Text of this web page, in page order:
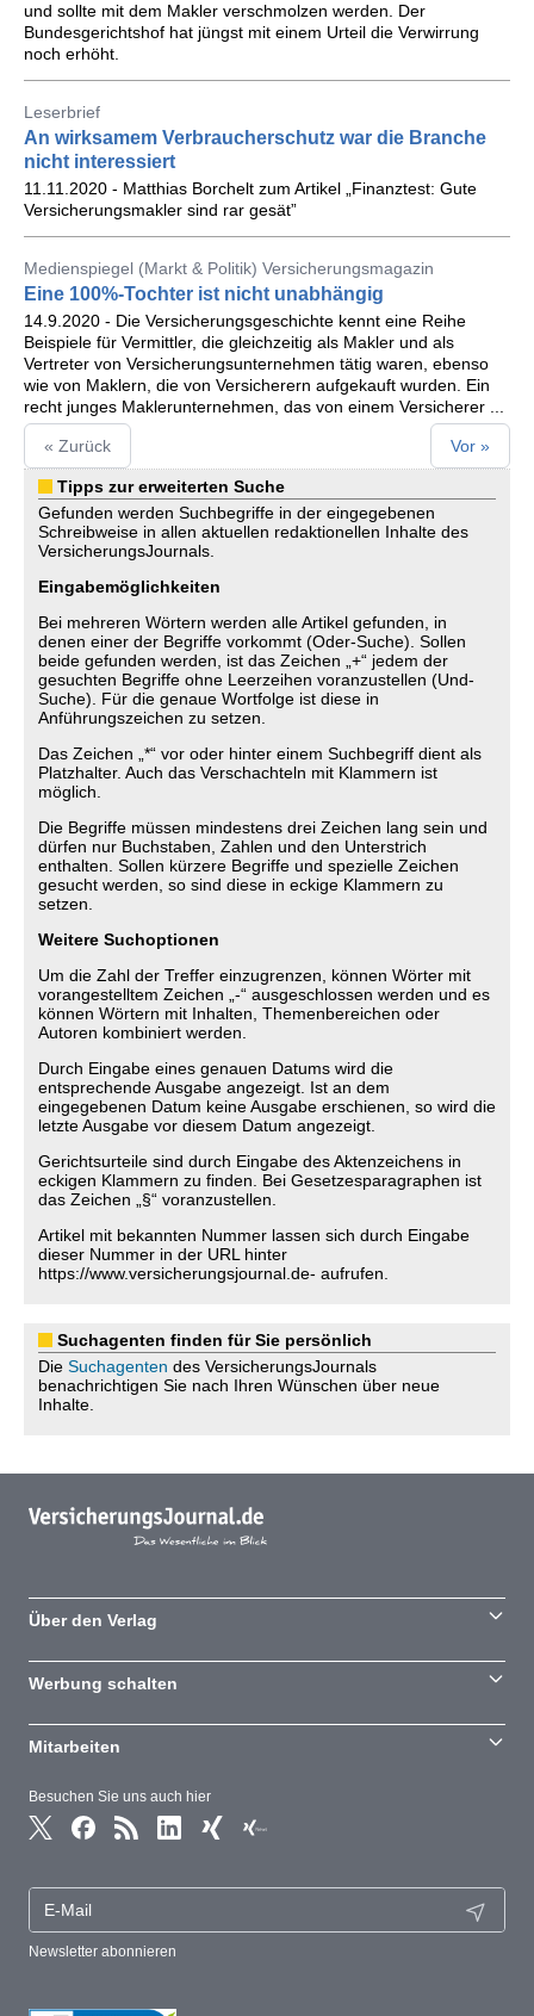
und sollte mit dem Makler verschmolzen werden. Der
Bundesgerichtshof hat jüngst mit einem Urteil die Verwirrung
noch erhöht.
Leserbrief
An wirksamem Verbraucherschutz war die Branche
nicht interessiert
11.11.2020 - Matthias Borchelt zum Artikel „Finanztest: Gute
Versicherungsmakler sind rar gesät”
Medienspiegel (Markt & Politik) Versicherungsmagazin
Eine 100%-Tochter ist nicht unabhängig
14.9.2020 - Die Versicherungsgeschichte kennt eine Reihe
Beispiele für Vermittler, die gleichzeitig als Makler und als
Vertreter von Versicherungsunternehmen tätig waren, ebenso
wie von Maklern, die von Versicherern aufgekauft wurden. Ein
recht junges Maklerunternehmen, das von einem Versicherer ...
« Zurück Vor »
Tipps zur erweiterten Suche
Gefunden werden Suchbegriffe in der eingegebenen
Schreibweise in allen aktuellen redaktionellen Inhalte des
VersicherungsJournals.
Eingabemöglichkeiten
Bei mehreren Wörtern werden alle Artikel gefunden, in
denen einer der Begriffe vorkommt (Oder-Suche). Sollen
beide gefunden werden, ist das Zeichen „+“ jedem der
gesuchten Begriffe ohne Leerzeihen voranzustellen (Und-
Suche). Für die genaue Wortfolge ist diese in
Anführungszeichen zu setzen.
Das Zeichen „*“ vor oder hinter einem Suchbegriff dient als
Platzhalter. Auch das Verschachteln mit Klammern ist
möglich.
Die Begriffe müssen mindestens drei Zeichen lang sein und
dürfen nur Buchstaben, Zahlen und den Unterstrich
enthalten. Sollen kürzere Begriffe und spezielle Zeichen
gesucht werden, so sind diese in eckige Klammern zu
setzen.
Weitere Suchoptionen
Um die Zahl der Treffer einzugrenzen, können Wörter mit
vorangestelltem Zeichen „-“ ausgeschlossen werden und es
können Wörtern mit Inhalten, Themenbereichen oder
Autoren kombiniert werden.
Durch Eingabe eines genauen Datums wird die
entsprechende Ausgabe angezeigt. Ist an dem
eingegebenen Datum keine Ausgabe erschienen, so wird die
letzte Ausgabe vor diesem Datum angezeigt.
Gerichtsurteile sind durch Eingabe des Aktenzeichens in
eckigen Klammern zu finden. Bei Gesetzesparagraphen ist
das Zeichen „§“ voranzustellen.
Artikel mit bekannten Nummer lassen sich durch Eingabe
dieser Nummer in der URL hinter
https://www.versicherungsjournal.de- aufrufen.
Suchagenten finden für Sie persönlich
Die Suchagenten des VersicherungsJournals
benachrichtigen Sie nach Ihren Wünschen über neue
Inhalte.
Besuchen Sie uns auch hier
Newsletter abonnieren
Über den Verlag
Werbung schalten
Mitarbeiten